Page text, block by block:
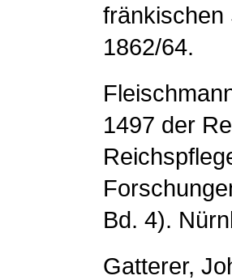
fränkischen
1862/64.
1497 der
Bd. 4).
Gatterer,